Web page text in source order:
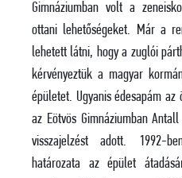
Gimnáziumban volt a
ottani lehetőségeket. Már a
lehetett látni, hogy a zuglói
kérvényeztük a magyar
épületet. Ugyanis édesapám
az Eötvös Gimnáziumban
visszajelzést adott. 1992-
határozata az épület